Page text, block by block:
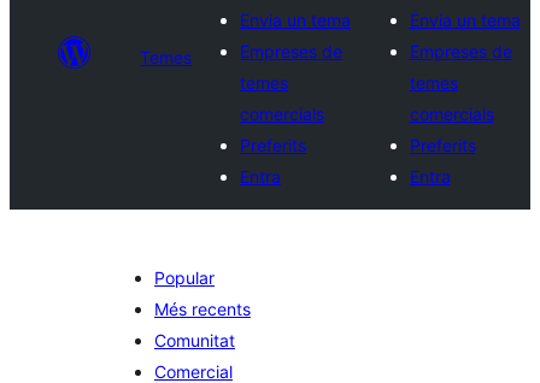
Temes
Envia un tema
Empreses de
temes
comercials
Preferits
Entra
Envia un tema
Empreses de
temes
comercials
Preferits
Entra
Popular
Més recents
Comunitat
Comercial